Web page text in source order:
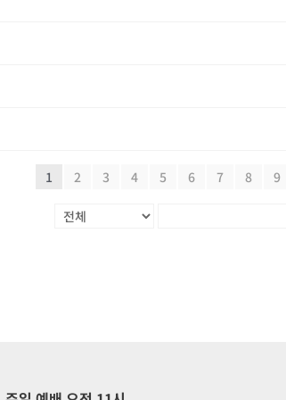
1 2 3 4 5 6 7 8 9